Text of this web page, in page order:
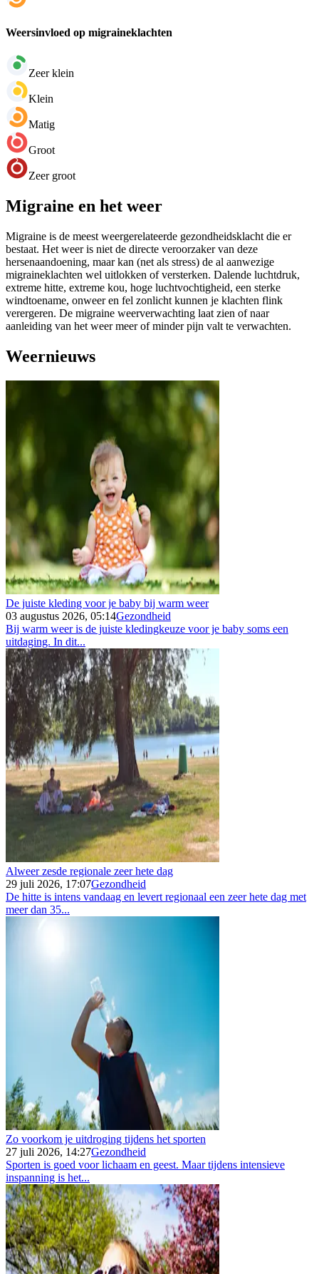
Weersinvloed op migraineklachten
Zeer klein
Klein
Matig
Groot
Zeer groot
Migraine en het weer
Migraine is de meest weergerelateerde gezondheidsklacht die er
bestaat. Het weer is niet de directe veroorzaker van deze
hersenaandoening, maar kan (net als stress) de al aanwezige
migraineklachten wel uitlokken of versterken. Dalende luchtdruk,
extreme hitte, extreme kou, hoge luchtvochtigheid, een sterke
windtoename, onweer en fel zonlicht kunnen je klachten flink
verergeren. De migraine weerverwachting laat zien of naar
aanleiding van het weer meer of minder pijn valt te verwachten.
Weernieuws
De juiste kleding voor je baby bij warm weer
03 augustus 2026, 05:14Gezondheid
Bij warm weer is de juiste kledingkeuze voor je baby soms een
uitdaging. In dit...
Alweer zesde regionale zeer hete dag
29 juli 2026, 17:07Gezondheid
De hitte is intens vandaag en levert regionaal een zeer hete dag met
meer dan 35...
Zo voorkom je uitdroging tijdens het sporten
27 juli 2026, 14:27Gezondheid
Sporten is goed voor lichaam en geest. Maar tijdens intensieve
inspanning is het...